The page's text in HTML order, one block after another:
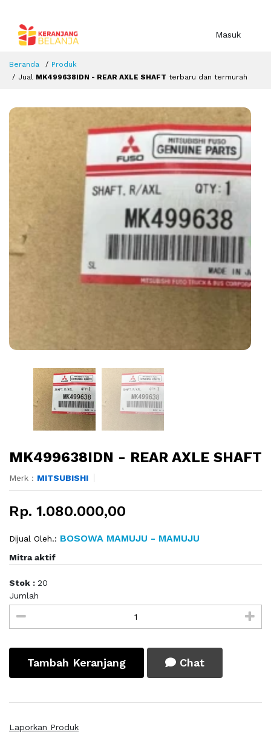
Masuk
Beranda
Produk
Jual MK499638IDN - REAR AXLE SHAFT terbaru dan termurah
MK499638IDN - REAR AXLE SHAFT
Merk : MITSUBISHI
Rp. 1.080.000,00
Dijual Oleh.: BOSOWA MAMUJU - MAMUJU
Mitra aktif
Stok : 20
Jumlah
Tambah Keranjang Chat
Laporkan Produk